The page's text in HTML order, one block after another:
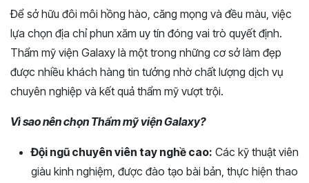
Để sở hữu đôi môi hồng hào, căng mọng và đều màu, việc
lựa chọn địa chỉ phun xăm uy tín đóng vai trò quyết định.
Thẩm mỹ viện Galaxy là một trong những cơ sở làm đẹp
được nhiều khách hàng tin tưởng nhờ chất lượng dịch vụ
chuyên nghiệp và kết quả thẩm mỹ vượt trội.
Vì sao nên chọn Thẩm mỹ viện Galaxy?
Đội ngũ chuyên viên tay nghề cao: Các kỹ thuật viên
giàu kinh nghiệm, được đào tạo bài bản, thực hiện thao